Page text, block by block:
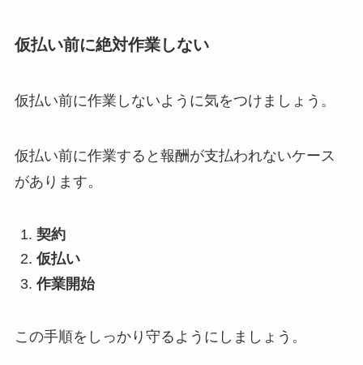
仮払い前に絶対作業しない
仮払い前に作業しないように気をつけましょう。
仮払い前に作業すると報酬が支払われないケース
があります。
契約
仮払い
作業開始
この手順をしっかり守るようにしましょう。